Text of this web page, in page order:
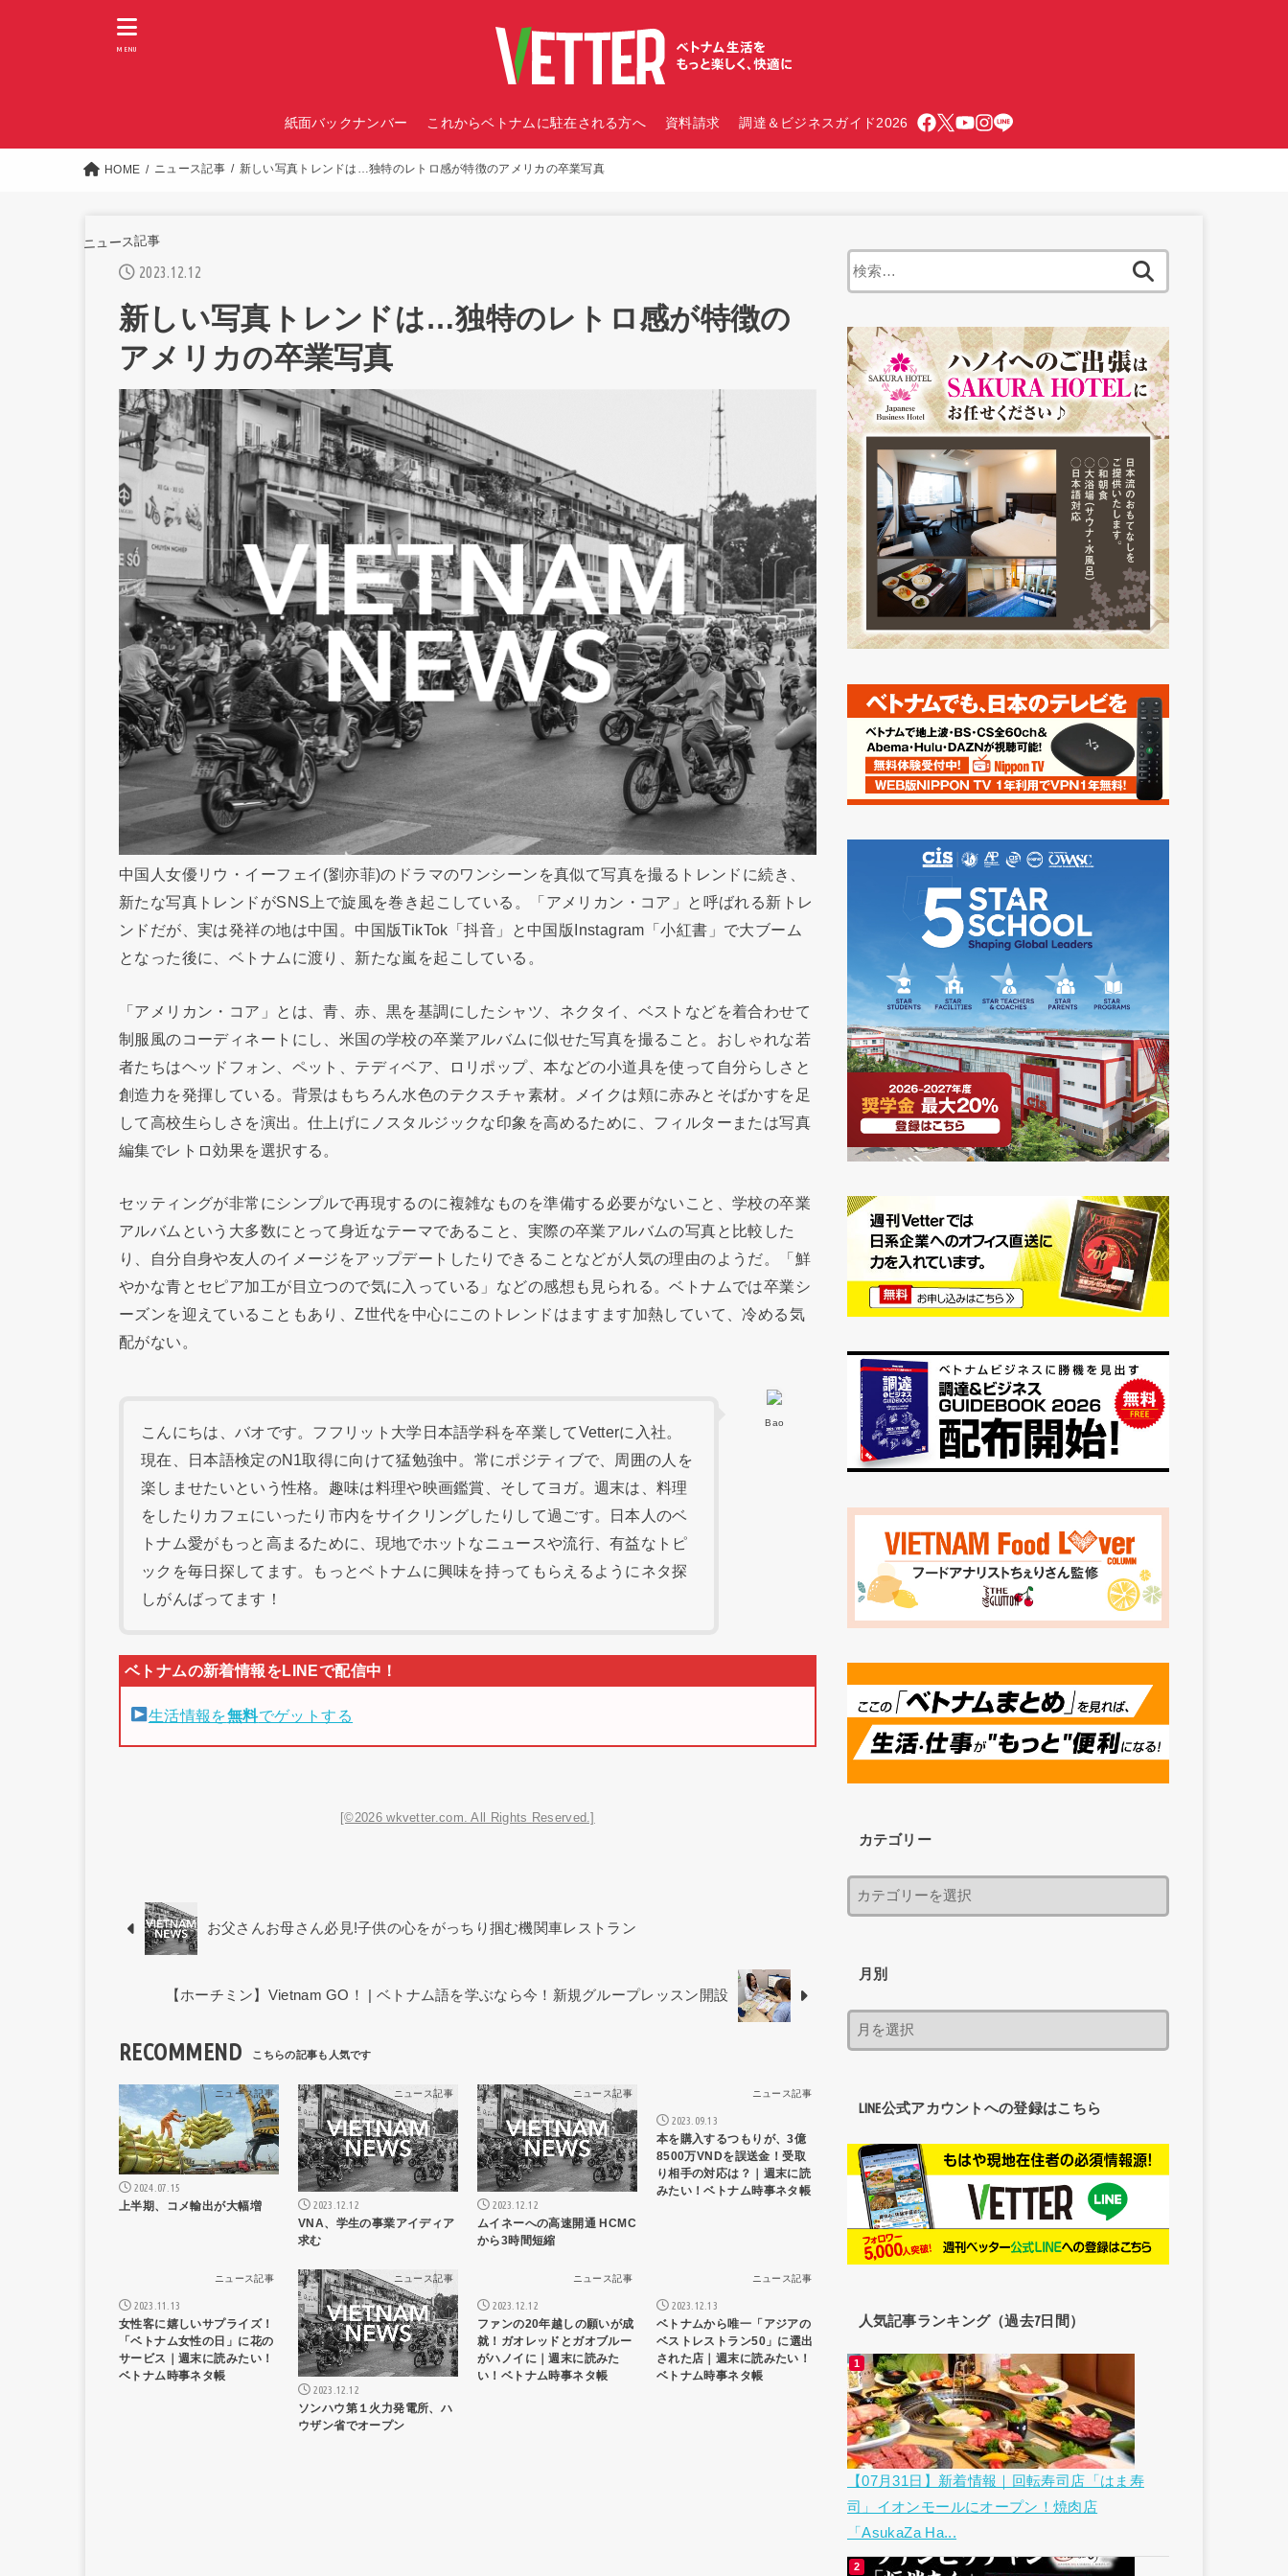
紙面バックナンバー これからベトナムに駐在される方へ 資料請求 調達＆ビジネスガイド2026
MENU
HOME ニュース記事 新しい写真トレンドは…独特のレトロ感が特徴のアメリカの卒業写真
ニュース記事
2023.12.12
新しい写真トレンドは…独特のレトロ感が特徴の
アメリカの卒業写真
中国人女優リウ・イーフェイ(劉亦菲)のドラマのワンシーンを真似て写真を撮るトレンドに続き、
新たな写真トレンドがSNS上で旋風を巻き起こしている。「アメリカン・コア」と呼ばれる新トレ
ンドだが、実は発祥の地は中国。中国版TikTok「抖音」と中国版Instagram「小紅書」で大ブーム
となった後に、ベトナムに渡り、新たな嵐を起こしている。
「アメリカン・コア」とは、青、赤、黒を基調にしたシャツ、ネクタイ、ベストなどを着合わせて
制服風のコーディネートにし、米国の学校の卒業アルバムに似せた写真を撮ること。おしゃれな若
者たちはヘッドフォン、ペット、テディベア、ロリポップ、本などの小道具を使って自分らしさと
創造力を発揮している。背景はもちろん水色のテクスチャ素材。メイクは頬に赤みとそばかすを足
して高校生らしさを演出。仕上げにノスタルジックな印象を高めるために、フィルターまたは写真
編集でレトロ効果を選択する。
セッティングが非常にシンプルで再現するのに複雑なものを準備する必要がないこと、学校の卒業
アルバムという大多数にとって身近なテーマであること、実際の卒業アルバムの写真と比較した
り、自分自身や友人のイメージをアップデートしたりできることなどが人気の理由のようだ。「鮮
やかな青とセピア加工が目立つので気に入っている」などの感想も見られる。ベトナムでは卒業シ
ーズンを迎えていることもあり、Z世代を中心にこのトレンドはますます加熱していて、冷める気
配がない。
Bao
こんにちは、バオです。フフリット大学日本語学科を卒業してVetterに入社。
現在、日本語検定のN1取得に向けて猛勉強中。常にポジティブで、周囲の人を
楽しませたいという性格。趣味は料理や映画鑑賞、そしてヨガ。週末は、料理
をしたりカフェにいったり市内をサイクリングしたりして過ごす。日本人のベ
トナム愛がもっと高まるために、現地でホットなニュースや流行、有益なトピ
ックを毎日探してます。もっとベトナムに興味を持ってもらえるようにネタ探
しがんばってます！
生活情報を無料でゲットする
[©2026 wkvetter.com. All Rights Reserved.]
お父さんお母さん必見!子供の心をがっちり掴む機関車レストラン
【ホーチミン】Vietnam GO！ | ベトナム語を学ぶなら今！新規グループレッスン開設
RECOMMEND
ニュース記事
2024.07.15
上半期、コメ輸出が大幅増
ニュース記事
2023.12.12
VNA、学生の事業アイディア
求む
ニュース記事
2023.12.12
ムイネーへの高速開通 HCMC
から3時間短縮
ニュース記事
2023.09.13
本を購入するつもりが、3億
8500万VNDを誤送金！受取
り相手の対応は？｜週末に読
みたい！ベトナム時事ネタ帳
ニュース記事
2023.11.13
女性客に嬉しいサプライズ！
「ベトナム女性の日」に花の
サービス｜週末に読みたい！
ベトナム時事ネタ帳
ニュース記事
2023.12.12
ソンハウ第１火力発電所、ハ
ウザン省でオープン
ニュース記事
2023.12.12
ファンの20年越しの願いが成
就！ガオレッドとガオブルー
がハノイに｜週末に読みた
い！ベトナム時事ネタ帳
ニュース記事
2023.12.13
ベトナムから唯一「アジアの
ベストレストラン50」に選出
された店｜週末に読みたい！
ベトナム時事ネタ帳
カテゴリー
月別
LINE公式アカウントへの登録はこちら
人気記事ランキング（過去7日間）
【07月31日】新着情報｜回転寿司店「はま寿
司」イオンモールにオープン！焼肉店
「AsukaZa Ha...